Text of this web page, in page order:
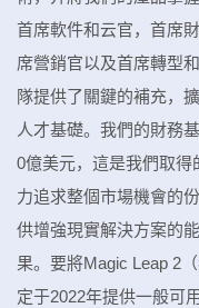
首席軟件和云官，首席
席營銷官以及首席轉型
隊提供了關鍵的補充，
人才基礎。我們的財務
0億美元，這是我們取
力追求整個市場機會的
供增強現實解決方案的
果。要將Magic Leap 2
定于2022年提供一般可用